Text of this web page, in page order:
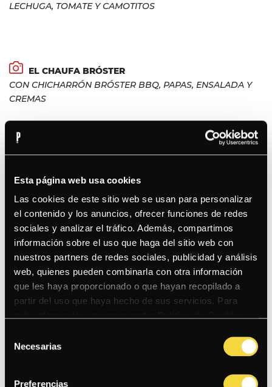
Esta página web usa cookies
Las cookies de este sitio web se usan para personalizar
el contenido y los anuncios, ofrecer funciones de redes
sociales y analizar el tráfico. Además, compartimos
información sobre el uso que haga del sitio web con
nuestros partners de redes sociales, publicidad y análisis
web, quienes pueden combinarla con otra información
que les haya proporcionado o que hayan recopilado a
partir del uso que haya hecho de sus servicios. Para
Necesarias
Preferencias
LECHUGA, TOMATE Y CAMOTITOS
EL CHAUFA BRÓSTER
CON CHICHARRÓN BRÓSTER BBQ, PAPAS, ENSALADA Y
CREMAS
MACARRONES MAC AND CHEESE CON CHICHARRÓN
LA MILANESA SALTONA
DE POLLO SOBRE TALLARINES SALTADOS AL WOK Y
CREMA DE AJÍ
LA PASTA NOCTÁMBULA
PASTA CREMOSA CON CHAMPIS, TOCINO, POLLO